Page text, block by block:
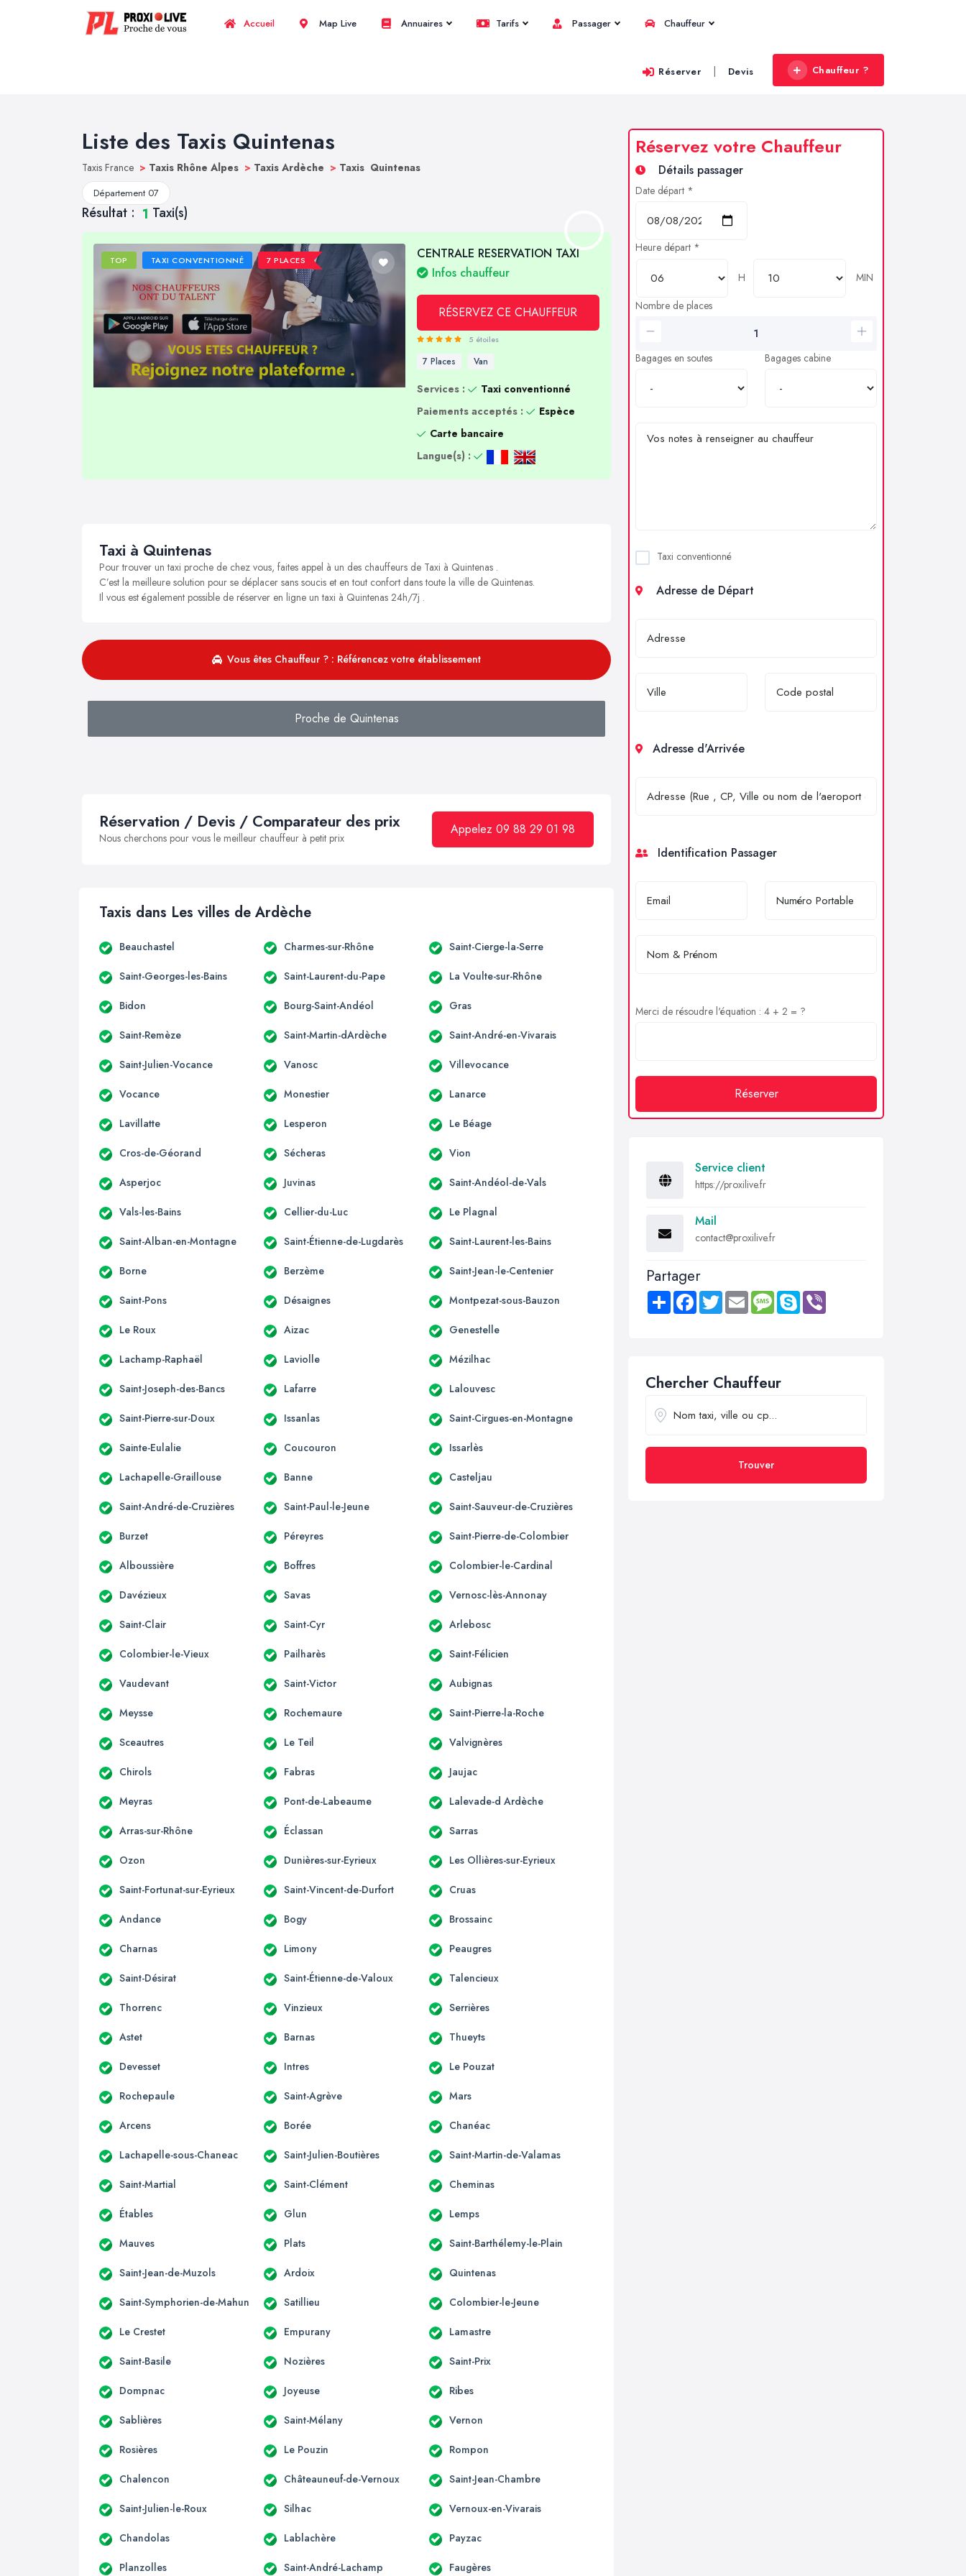
Accueil Map Live Annuaires Tarifs Passager Chauffeur
Réserver | Devis Chauffeur ?
Liste des Taxis Quintenas
Taxis France > Taxis Rhône Alpes > Taxis Ardèche > Taxis Quintenas
Département 07
Résultat : 1 Taxi(s)
TOP TAXI CONVENTIONNÉ 7 PLACES
CENTRALE RESERVATION TAXI
Infos chauffeur
RÉSERVEZ CE CHAUFFEUR
5 étoiles
7 Places Van
Services :
Taxi conventionné
Paiements acceptés :
Espèce
Carte bancaire
Langue(s) :
Taxi à Quintenas
Pour trouver un taxi proche de chez vous, faites appel à un des chauffeurs de Taxi à Quintenas .
C’est la meilleure solution pour se déplacer sans soucis et en tout confort dans toute la ville de Quintenas.
Il vous est également possible de réserver en ligne un taxi à Quintenas 24h/7j .
Vous êtes Chauffeur ? : Référencez votre établissement
Proche de Quintenas
Réservation / Devis / Comparateur des prix
Nous cherchons pour vous le meilleur chauffeur à petit prix
Appelez 09 88 29 01 98
Taxis dans Les villes de Ardèche
Beauchastel Charmes-sur-Rhône Saint-Cierge-la-Serre
Saint-Georges-les-Bains Saint-Laurent-du-Pape La Voulte-sur-Rhône
Bidon Bourg-Saint-Andéol Gras
Saint-Remèze Saint-Martin-dArdèche Saint-André-en-Vivarais
Saint-Julien-Vocance Vanosc Villevocance
Vocance Monestier Lanarce
Lavillatte Lesperon Le Béage
Cros-de-Géorand Sécheras Vion
Asperjoc Juvinas Saint-Andéol-de-Vals
Vals-les-Bains Cellier-du-Luc Le Plagnal
Saint-Alban-en-Montagne Saint-Étienne-de-Lugdarès Saint-Laurent-les-Bains
Borne Berzème Saint-Jean-le-Centenier
Saint-Pons Désaignes Montpezat-sous-Bauzon
Le Roux Aizac Genestelle
Lachamp-Raphaël Laviolle Mézilhac
Saint-Joseph-des-Bancs Lafarre Lalouvesc
Saint-Pierre-sur-Doux Issanlas Saint-Cirgues-en-Montagne
Sainte-Eulalie Coucouron Issarlès
Lachapelle-Graillouse Banne Casteljau
Saint-André-de-Cruzières Saint-Paul-le-Jeune Saint-Sauveur-de-Cruzières
Burzet Péreyres Saint-Pierre-de-Colombier
Alboussière Boffres Colombier-le-Cardinal
Davézieux Savas Vernosc-lès-Annonay
Saint-Clair Saint-Cyr Arlebosc
Colombier-le-Vieux Pailharès Saint-Félicien
Vaudevant Saint-Victor Aubignas
Meysse Rochemaure Saint-Pierre-la-Roche
Sceautres Le Teil Valvignères
Chirols Fabras Jaujac
Meyras Pont-de-Labeaume Lalevade-d Ardèche
Arras-sur-Rhône Éclassan Sarras
Ozon Dunières-sur-Eyrieux Les Ollières-sur-Eyrieux
Saint-Fortunat-sur-Eyrieux Saint-Vincent-de-Durfort Cruas
Andance Bogy Brossainc
Charnas Limony Peaugres
Saint-Désirat Saint-Étienne-de-Valoux Talencieux
Thorrenc Vinzieux Serrières
Astet Barnas Thueyts
Devesset Intres Le Pouzat
Rochepaule Saint-Agrève Mars
Arcens Borée Chanéac
Lachapelle-sous-Chaneac Saint-Julien-Boutières Saint-Martin-de-Valamas
Saint-Martial Saint-Clément Cheminas
Étables Glun Lemps
Mauves Plats Saint-Barthélemy-le-Plain
Saint-Jean-de-Muzols Ardoix Quintenas
Saint-Symphorien-de-Mahun Satillieu Colombier-le-Jeune
Le Crestet Empurany Lamastre
Saint-Basile Nozières Saint-Prix
Dompnac Joyeuse Ribes
Sablières Saint-Mélany Vernon
Rosières Le Pouzin Rompon
Chalencon Châteauneuf-de-Vernoux Saint-Jean-Chambre
Saint-Julien-le-Roux Silhac Vernoux-en-Vivarais
Chandolas Lablachère Payzac
Planzolles Saint-André-Lachamp Faugères
Réservez votre Chauffeur
Détails passager
Date départ *
Heure départ *
H
MIN
Nombre de places
Bagages en soutes Bagages cabine
Taxi conventionné
Adresse de Départ
Adresse d'Arrivée
Identification Passager
Merci de résoudre l'équation : 4 + 2 = ?
Réserver
Service client
https://proxilive.fr
Mail
contact@proxilive.fr
Partager
Share FacebookTwitter Email MessageSkype
Chercher Chauffeur
Trouver